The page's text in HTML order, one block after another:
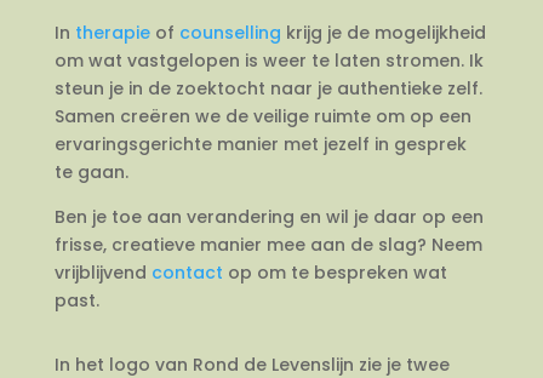
In therapieof counselling krijg je de mogelijkheid
om wat vastgelopen is weer te laten stromen. Ik
steun je in de zoektocht naar je authentieke zelf.
Samen creëren we de veilige ruimte om op een
ervaringsgerichte manier met jezelf in gesprek
te gaan.
Ben je toe aan verandering en wil je daar op een
frisse, creatieve manier mee aan de slag? Neem
vrijblijvend contact op om te bespreken wat
past.
In het logo van Rond de Levenslijn zie je twee